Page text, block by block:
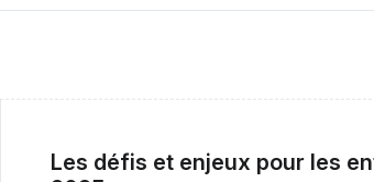
Les défis et enjeux pour les